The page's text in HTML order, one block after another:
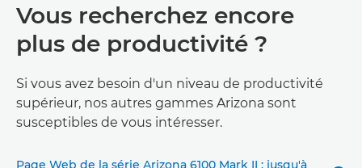
Vous recherchez encore
plus de productivité ?
Si vous avez besoin d'un niveau de productivité
supérieur, nos autres gammes Arizona sont
susceptibles de vous intéresser.
Page Web de la série Arizona 6100 Mark II : jusqu'à